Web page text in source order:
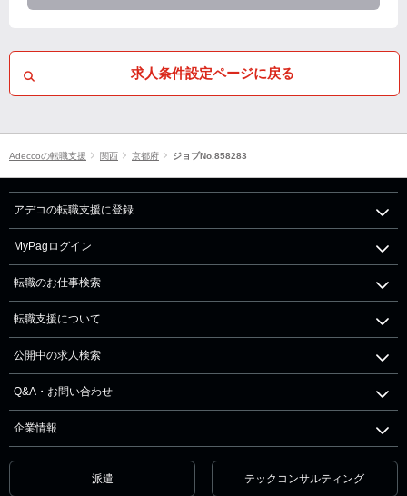
求人条件設定ページに戻る
Adeccoの転職支援 関西 京都府 ジョブNo.858283
アデコの転職支援に登録
MyPagログイン
転職のお仕事検索
転職支援について
公開中の求人検索
Q&A・お問い合わせ
企業情報
派遣 テックコンサルティング